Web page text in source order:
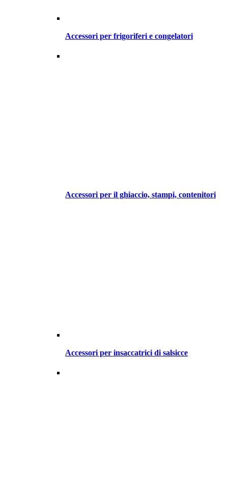
Accessori per frigoriferi e congelatori
Accessori per il ghiaccio, stampi, contenitori
Accessori per insaccatrici di salsicce